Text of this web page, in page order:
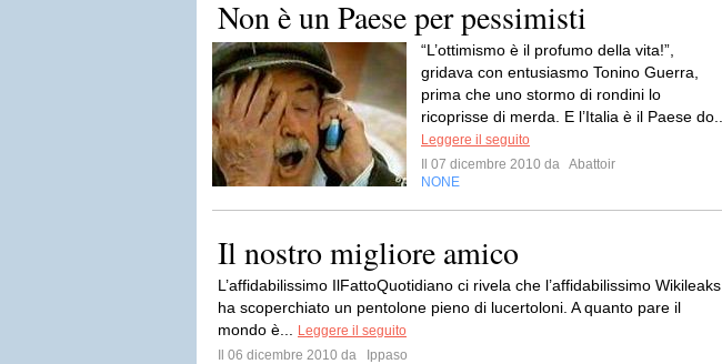
Non è un Paese per pessimisti
“L’ottimismo è il profumo della vita!”,
gridava con entusiasmo Tonino Guerra,
prima che uno stormo di rondini lo
ricoprisse di merda. E l’Italia è il Paese do...
Leggere il seguito
Il 07 dicembre 2010 da Abattoir
NONE
Il nostro migliore amico
L’affidabilissimo IlFattoQuotidiano ci rivela che l’affidabilissimo Wikileaks
ha scoperchiato un pentolone pieno di lucertoloni. A quanto pare il
mondo è...
Leggere il seguito
Il 06 dicembre 2010 da
Ippaso